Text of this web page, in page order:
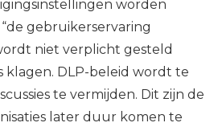
worden
gebruikerservaring
niet verplicht gesteld
klagen. DLP-beleid wordt te
te vermijden. Dit zijn de
later duur komen te